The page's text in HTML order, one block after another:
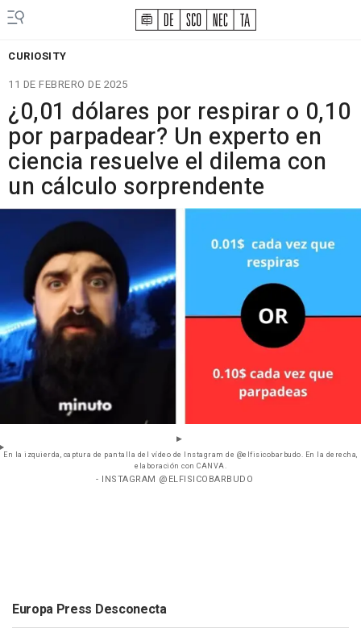
CURIOSITY
11 DE FEBRERO DE 2025
¿0,01 dólares por respirar o 0,10
por parpadear? Un experto en
ciencia resuelve el dilema con
un cálculo sorprendente
En la izquierda, captura de pantalla del vídeo de Instagram de @elfisicobarbudo. En la derecha,
elaboración con CANVA.
- INSTAGRAM @ELFISICOBARBUDO
Europa Press Desconecta